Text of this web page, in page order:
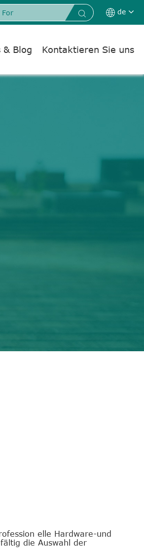
  de
& Blog Kontaktieren Sie uns
elle Hardware-und
die Auswahl der